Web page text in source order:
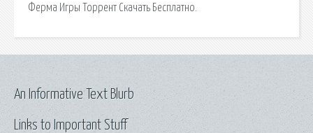
Ферма Игры Торрент Скачать Бесплатно.
Links to Important Stuff
An Informative Text Blurb